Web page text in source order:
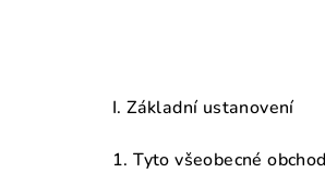
I. Základní ustanovení
1. Tyto všeobecné